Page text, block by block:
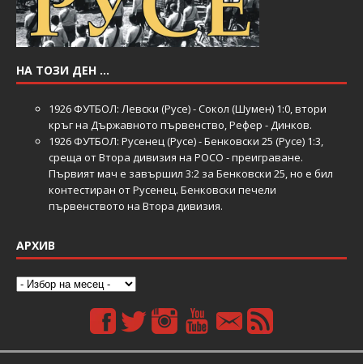
НА ТОЗИ ДЕН …
1926 ФУТБОЛ: Левски (Русе) - Сокол (Шумен) 1:0, втори
кръг на Държавното първенство, Рефер - Динков.
1926 ФУТБОЛ: Русенец (Русе) - Бенковски 25 (Русе) 1:3,
среща от Втора дивизия на РОСО - преиграване.
Първият мач е завършил 3:2 за Бенковски 25, но е бил
контестиран от Русенец. Бенковски печели
първенството на Втора дивизия.
АРХИВ